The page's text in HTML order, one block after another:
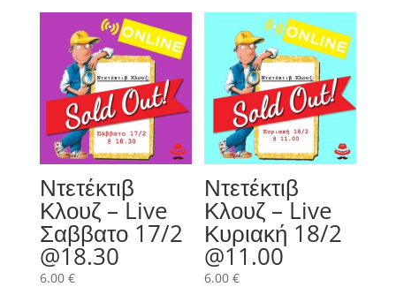
Ντετέκτιβ
Κλουζ – Live
Σαββατο 17/2
@18.30
6.00 €
Ντετέκτιβ
Κλουζ – Live
Κυριακή 18/2
@11.00
6.00€